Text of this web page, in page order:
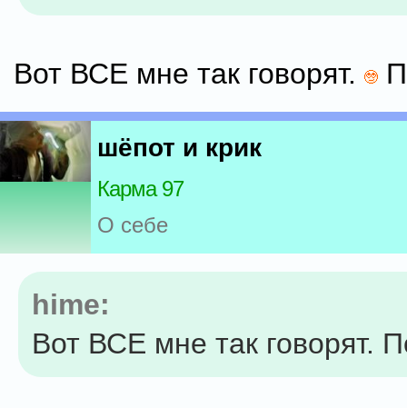
Вот ВСЕ мне так говорят.
шёпот и крик
Карма 97
О себе
hime:
Вот ВСЕ мне так говорят.